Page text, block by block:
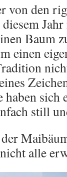
von den
Baum
einen
haben sich
still
alle